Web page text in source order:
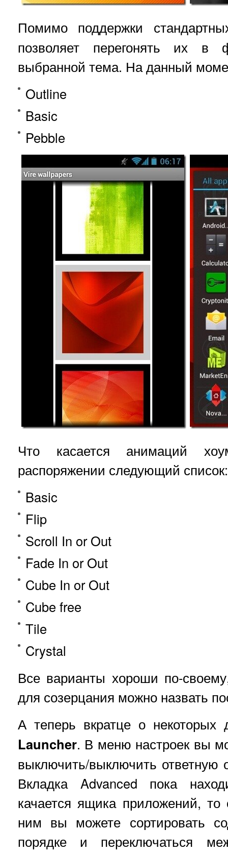
Помимо поддержки
позволяет перегонять их в
выбранной тема. На данный
Outline
Basic
Pebble
Что касается анимаций
распоряжении следующий список:
Basic
Flip
Scroll In or Out
Fade In or Out
Cube In or Out
Cube free
Tile
Crystal
Все варианты хороши по-
для созерцания можно назвать
А теперь вкратце о некоторых
Launcher. В меню настроек вы
выключить/выключить
Вкладка Advanced пока
качается ящика приложений,
ним вы можете сортировать
порядке и переключаться